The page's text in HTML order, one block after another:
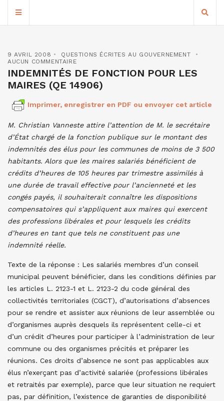
9 AVRIL 2008
QUESTIONS ÉCRITES AU GOUVERNEMENT
AUCUN COMMENTAIRE
INDEMNITÉS DE FONCTION POUR LES
MAIRES (QE 14906)
Imprimer, enregistrer en PDF ou envoyer cet article
M. Christian Vanneste attire l’attention de M. le secrétaire
d’État chargé de la fonction publique sur le montant des
indemnités des élus pour les communes de moins de 3 500
habitants. Alors que les maires salariés bénéficient de
crédits d’heures de 105 heures par trimestre assimilés à
une durée de travail effective pour l’ancienneté et les
congés payés, il souhaiterait connaître les dispositions
compensatoires qui s’appliquent aux maires qui exercent
des professions libérales et pour lesquels les crédits
d’heures en tant que tels ne constituent pas une
indemnité réelle.
Texte de la réponse : Les salariés membres d’un conseil
municipal peuvent bénéficier, dans les conditions définies par
les articles L. 2123-1 et L. 2123-2 du code général des
collectivités territoriales (CGCT), d’autorisations d’absences
pour se rendre et assister aux réunions de leur assemblée ou
d’organismes auprès desquels ils représentent celle-ci et
d’un crédit d’heures pour participer à l’administration de leur
commune ou des organismes précités et préparer les
réunions. Ces droits d’absence ne sont pas applicables aux
élus n’exerçant pas d’activité salariée (professions libérales
et retraités par exemple), parce que leur situation ne requiert
pas, par définition, l’existence de garanties de disponibilité